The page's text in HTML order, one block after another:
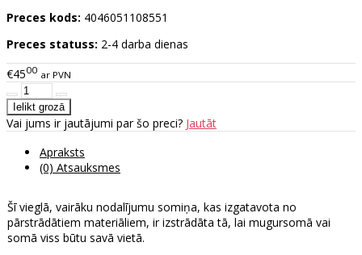
Preces kods: 4046051108551
Preces statuss: 2-4 darba dienas
€4500 ar PVN
Vai jums ir jautājumi par šo preci? Jautāt
Apraksts
(0) Atsauksmes
Šī vieglā, vairāku nodalījumu somiņa, kas izgatavota no
pārstrādātiem materiāliem, ir izstrādāta tā, lai mugursomā vai
somā viss būtu savā vietā.